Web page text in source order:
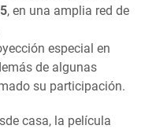
, en una amplia red de
especial en
de algunas
su participación.
casa, la película